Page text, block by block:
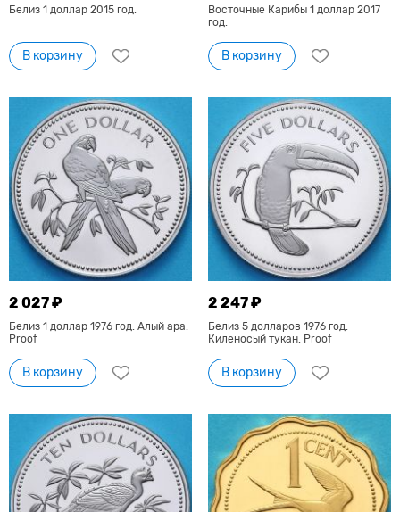
Белиз 1 доллар 2015 год.
В корзину
Восточные Карибы 1 доллар 2017
год.
В корзину
2 027 ₽
Белиз 1 доллар 1976 год. Алый ара.
Proof
В корзину
2 247 ₽
Белиз 5 долларов 1976 год.
Киленосый тукан. Proof
В корзину